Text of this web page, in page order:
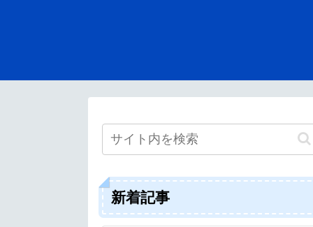
新着記事